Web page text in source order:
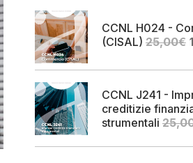
CCNL H024 -
(CISAL) 25,00€
CCNL J241 -
creditizie
strumentali